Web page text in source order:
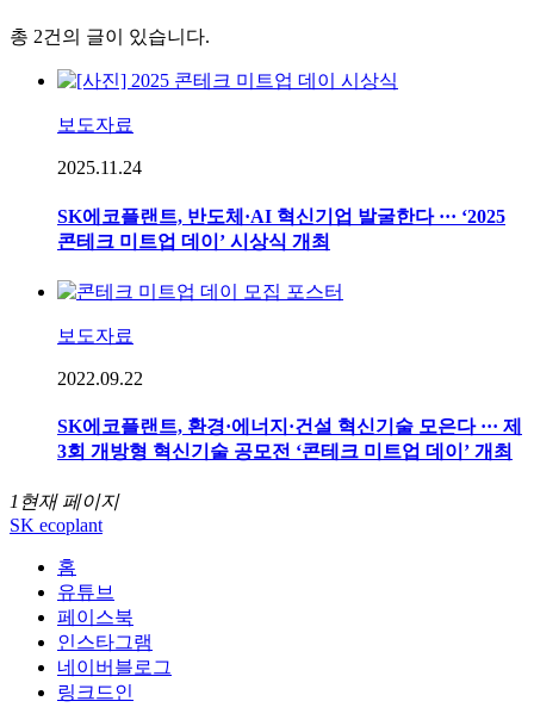
총 2건의 글이 있습니다.
보도자료
2025.11.24
SK에코플랜트, 반도체·AI 혁신기업 발굴한다 ··· ‘2025
콘테크 미트업 데이’ 시상식 개최
보도자료
2022.09.22
SK에코플랜트, 환경·에너지·건설 혁신기술 모은다 ··· 제
3회 개방형 혁신기술 공모전 ‘콘테크 미트업 데이’ 개최
1 현재 페이지
SK ecoplant
홈
유튜브
페이스북
인스타그램
네이버블로그
링크드인